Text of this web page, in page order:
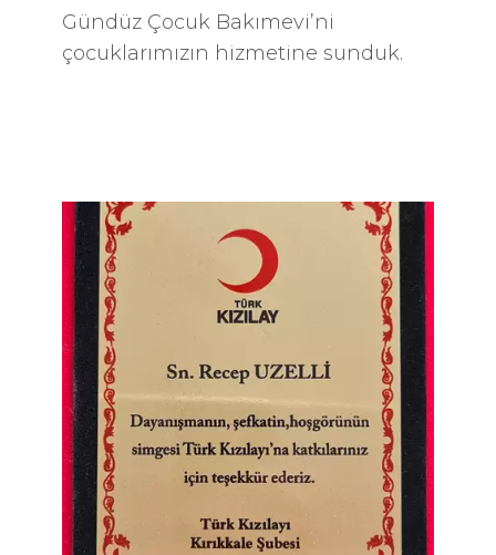
Gündüz Çocuk Bakımevi’ni
çocuklarımızın hizmetine sunduk.